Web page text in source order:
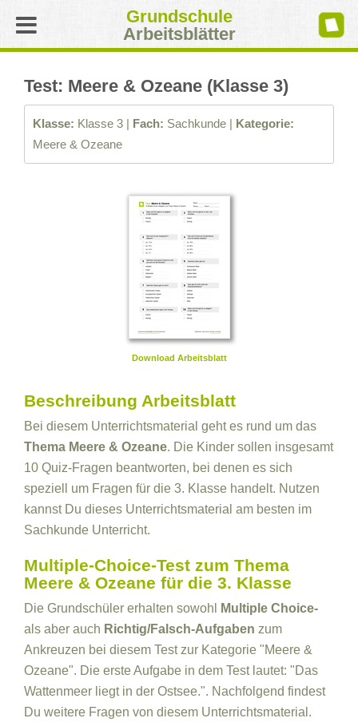
Grundschule
Arbeitsblätter
Test: Meere & Ozeane (Klasse 3)
Klasse: Klasse 3 | Fach: Sachkunde | Kategorie:
Meere & Ozeane
Download Arbeitsblatt
Beschreibung Arbeitsblatt
Bei diesem Unterrichtsmaterial geht es rund um das
Thema Meere & Ozeane. Die Kinder sollen insgesamt
10 Quiz-Fragen beantworten, bei denen es sich
speziell um Fragen für die 3. Klasse handelt. Nutzen
kannst Du dieses Unterrichtsmaterial am besten im
Sachkunde Unterricht.
Multiple-Choice-Test zum Thema
Meere & Ozeane für die 3. Klasse
Die Grundschüler erhalten sowohl
Multiple Choice-
als aber auch Richtig/Falsch-Aufgaben zum
Ankreuzen bei diesem Test zur Kategorie "Meere &
Ozeane". Die erste Aufgabe in dem Test lautet: "Das
Wattenmeer liegt in der Ostsee.". Nachfolgend findest
Du weitere Fragen von diesem Unterrichtsmaterial.